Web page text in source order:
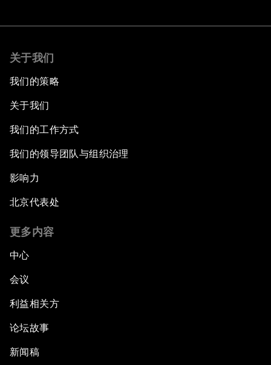
关于我们
我们的策略
关于我们
我们的工作方式
我们的领导团队与组织治理
影响力
北京代表处
更多内容
中心
会议
利益相关方
论坛故事
新闻稿